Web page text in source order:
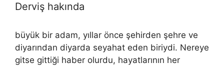
Derviş hakında
büyük bir adam, yıllar önce şehirden şehre ve
diyarından diyarda seyahat eden biriydi. Nereye
gitse gittiği haber olurdu, hayatlarının her